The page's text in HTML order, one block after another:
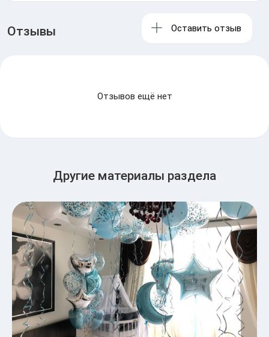
Отзывы Оставить отзыв
Отзывов ещё нет
Другие материалы раздела